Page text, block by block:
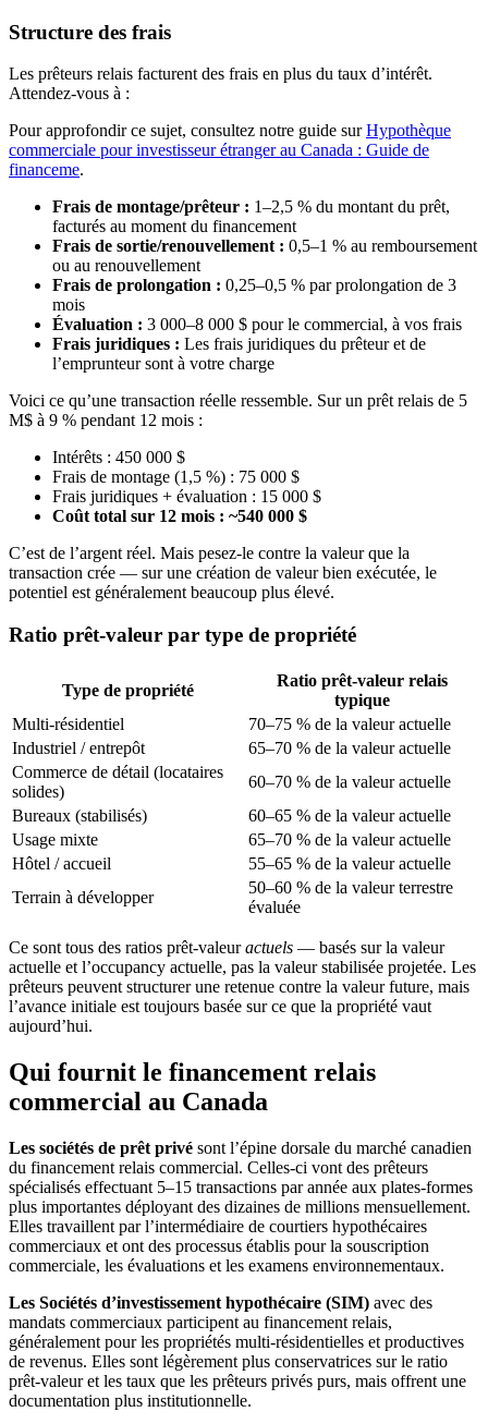
Structure des frais
Les prêteurs relais facturent des frais en plus du taux d’intérêt.
Attendez-vous à :
Pour approfondir ce sujet, consultez notre guide surHypothèque
commerciale pour investisseur étranger au Canada : Guide de
financeme.
Frais de montage/prêteur : 1–2,5 % du montant du prêt,
facturés au moment du financement
Frais de sortie/renouvellement : 0,5–1 % au remboursement
ou au renouvellement
Frais de prolongation : 0,25–0,5 % par prolongation de 3
mois
Évaluation : 3 000–8 000 $ pour le commercial, à vos frais
Frais juridiques : Les frais juridiques du prêteur et de
l’emprunteur sont à votre charge
Voici ce qu’une transaction réelle ressemble. Sur un prêt relais de 5
M$ à 9 % pendant 12 mois :
Intérêts : 450 000 $
Frais de montage (1,5 %) : 75 000 $
Frais juridiques + évaluation : 15 000 $
Coût total sur 12 mois : ~540 000 $
C’est de l’argent réel. Mais pesez-le contre la valeur que la
transaction crée — sur une création de valeur bien exécutée, le
potentiel est généralement beaucoup plus élevé.
Ratio prêt-valeur par type de propriété
Type de propriété
Ratio prêt-valeur relais
typique
Multi-résidentiel
70–75 % de la valeur actuelle
Industriel / entrepôt
65–70 % de la valeur actuelle
Commerce de détail (locataires
solides)
60–70 % de la valeur actuelle
Bureaux (stabilisés)
60–65 % de la valeur actuelle
Usage mixte
65–70 % de la valeur actuelle
Hôtel / accueil
55–65 % de la valeur actuelle
Terrain à développer
50–60 % de la valeur terrestre
évaluée
Ce sont tous des ratios prêt-valeuractuels — basés sur la valeur
actuelle et l’occupancy actuelle, pas la valeur stabilisée projetée. Les
prêteurs peuvent structurer une retenue contre la valeur future, mais
l’avance initiale est toujours basée sur ce que la propriété vaut
aujourd’hui.
Qui fournit le financement relais
commercial au Canada
Les sociétés de prêt privé sont l’épine dorsale du marché canadien
du financement relais commercial. Celles-ci vont des prêteurs
spécialisés effectuant 5–15 transactions par année aux plates-formes
plus importantes déployant des dizaines de millions mensuellement.
Elles travaillent par l’intermédiaire de courtiers hypothécaires
commerciaux et ont des processus établis pour la souscription
commerciale, les évaluations et les examens environnementaux.
Les Sociétés d’investissement hypothécaire (SIM) avec des
mandats commerciaux participent au financement relais,
généralement pour les propriétés multi-résidentielles et productives
de revenus. Elles sont légèrement plus conservatrices sur le ratio
prêt-valeur et les taux que les prêteurs privés purs, mais offrent une
documentation plus institutionnelle.